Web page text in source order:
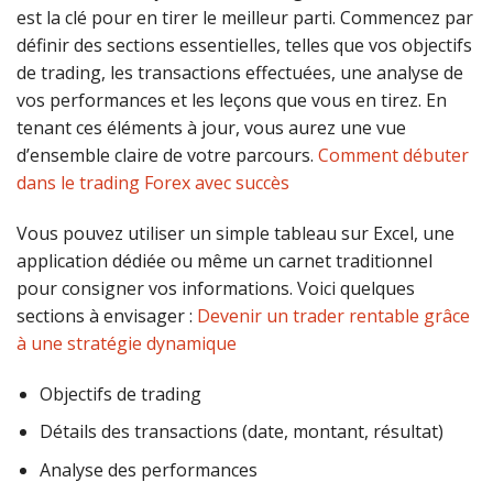
est la clé pour en tirer le meilleur parti. Commencez par
définir des sections essentielles, telles que vos objectifs
de trading, les transactions effectuées, une analyse de
vos performances et les leçons que vous en tirez. En
tenant ces éléments à jour, vous aurez une vue
d’ensemble claire de votre parcours. Comment débuter
dans le trading Forex avec succès
Vous pouvez utiliser un simple tableau sur Excel, une
application dédiée ou même un carnet traditionnel
pour consigner vos informations. Voici quelques
sections à envisager : Devenir un trader rentable grâce
à une stratégie dynamique
Objectifs de trading
Détails des transactions (date, montant, résultat)
Analyse des performances